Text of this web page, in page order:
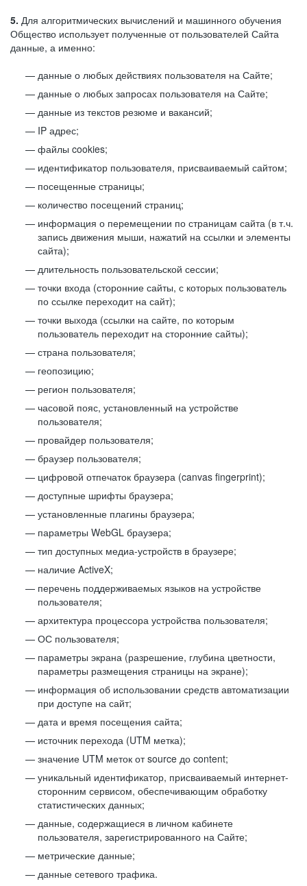
5. Для алгоритмических вычислений и машинного обучения
Общество использует полученные от пользователей Сайта
данные, а именно:
данные о любых действиях пользователя на Сайте;
данные о любых запросах пользователя на Сайте;
данные из текстов резюме и вакансий;
IP адрес;
файлы cookies;
идентификатор пользователя, присваиваемый сайтом;
посещенные страницы;
количество посещений страниц;
информация о перемещении по страницам сайта (в т.ч.
запись движения мыши, нажатий на ссылки и элементы
сайта);
длительность пользовательской сессии;
точки входа (сторонние сайты, с которых пользователь
по ссылке переходит на сайт);
точки выхода (ссылки на сайте, по которым
пользователь переходит на сторонние сайты);
страна пользователя;
геопозицию;
регион пользователя;
часовой пояс, установленный на устройстве
пользователя;
провайдер пользователя;
браузер пользователя;
цифровой отпечаток браузера (canvas fingerprint);
доступные шрифты браузера;
установленные плагины браузера;
параметры WebGL браузера;
тип доступных медиа-устройств в браузере;
наличие ActiveX;
перечень поддерживаемых языков на устройстве
пользователя;
архитектура процессора устройства пользователя;
ОС пользователя;
параметры экрана (разрешение, глубина цветности,
параметры размещения страницы на экране);
информация об использовании средств автоматизации
при доступе на сайт;
дата и время посещения сайта;
источник перехода (UTM метка);
значение UTM меток от source до content;
уникальный идентификатор, присваиваемый интернет-
сторонним сервисом, обеспечивающим обработку
статистических данных;
данные, содержащиеся в личном кабинете
пользователя, зарегистрированного на Сайте;
метрические данные;
данные сетевого трафика.